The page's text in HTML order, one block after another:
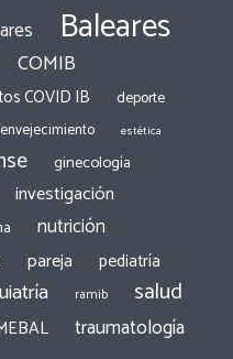
Baleares
COMIB
COVID IB
deporte
envejecimiento estética
ginecología
investigación
nutrición
pareja pediatría
ramib salud
traumatología